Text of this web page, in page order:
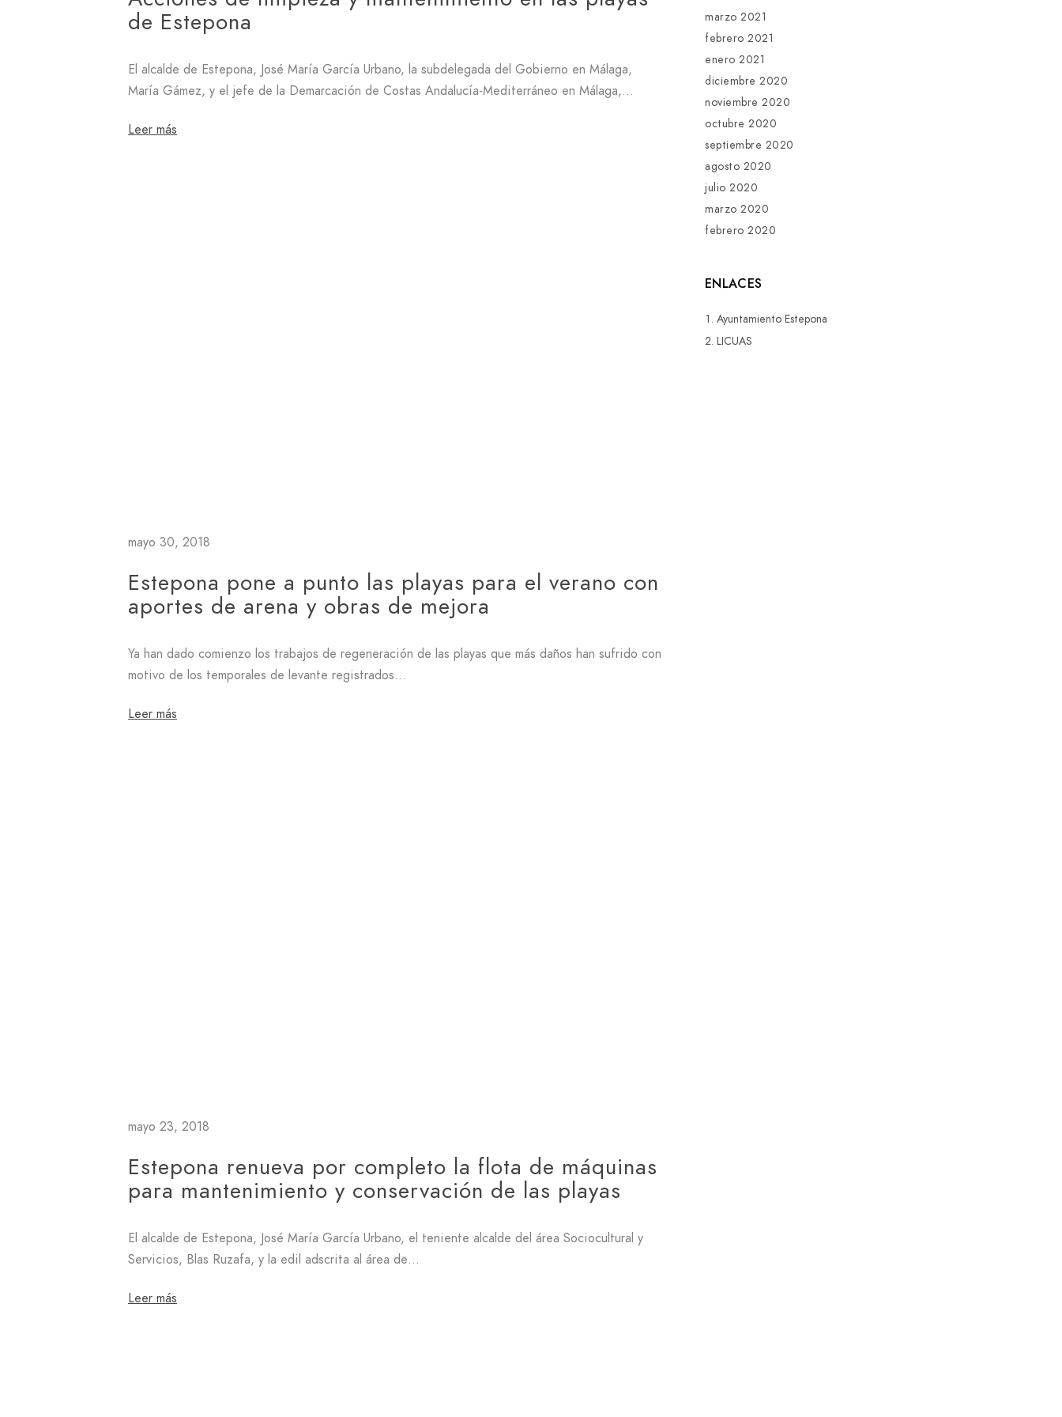
de Estepona
El alcalde de Estepona, José María García Urbano, la subdelegada del Gobierno en Málaga,
María Gámez, y el jefe de la Demarcación de Costas Andalucía-Mediterráneo en Málaga,…
Leer más
mayo 30, 2018
Estepona pone a punto las playas para el verano con
aportes de arena y obras de mejora
Ya han dado comienzo los trabajos de regeneración de las playas que más daños han sufrido con
motivo de los temporales de levante registrados…
Leer más
mayo 23, 2018
Estepona renueva por completo la flota de máquinas
para mantenimiento y conservación de las playas
El alcalde de Estepona, José María García Urbano, el teniente alcalde del área Sociocultural y
Servicios, Blas Ruzafa, y la edil adscrita al área de…
Leer más
marzo 2021
febrero 2021
enero 2021
diciembre 2020
noviembre 2020
octubre 2020
septiembre 2020
agosto 2020
julio 2020
marzo 2020
febrero 2020
ENLACES
Ayuntamiento Estepona
LICUAS